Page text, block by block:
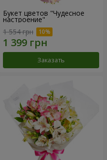
Букет цветов "Чудесное
настроение"
1 554 грн
Заказать